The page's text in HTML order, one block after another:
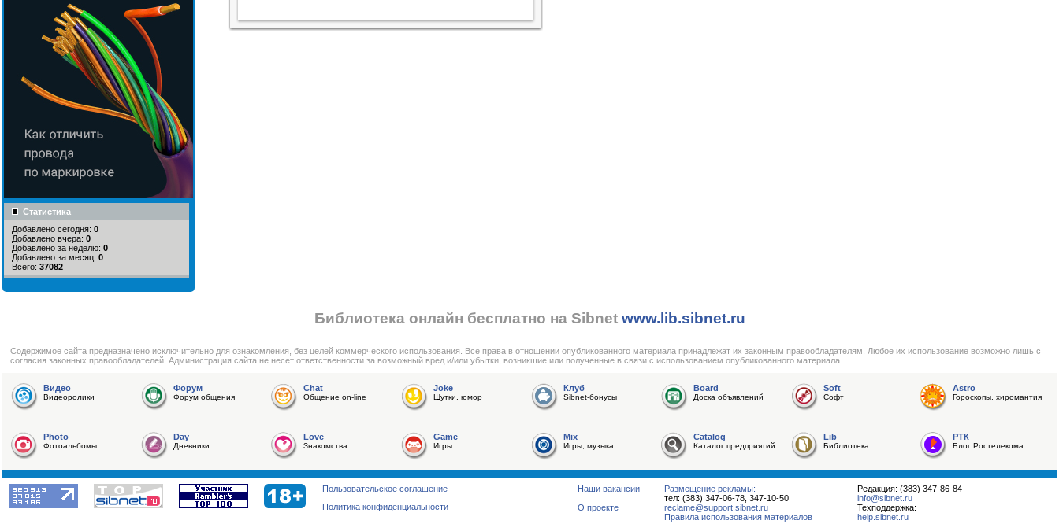
Статистика
Добавлено сегодня: 0
Добавлено вчера: 0
Добавлено за неделю: 0
Добавлено за месяц: 0
Всего: 37082
Библиотека онлайн бесплатно на Sibnet www.lib.sibnet.ru
Cодержимое сайта предназначено исключительно для ознакомления, без целей коммерческого использования. Все права в отношении опубликованного материала принадлежат их законным правообладателям. Любое их использование возможно лишь с
согласия законных правообладателей. Администрация сайта не несет ответственности за возможный вред и/или убытки, возникшие или полученные в связи с использованием опубликованного материала.
Видео
Видеоролики
Форум
Форум общения
Chat
Общение on-line
Joke
Шутки, юмор
Клуб
Sibnet-бонусы
Board
Доска объявлений
Soft
Софт
Astro
Гороскопы, хиромантия
Photo
Фотоальбомы
Day
Дневники
Love
Знакомства
Game
Игры
Mix
Игры, музыка
Catalog
Каталог предприятий
Lib
Библиотека
РТК
Блог Ростелекома
Редакция: (383) 347-86-84
info@sibnet.ru
Техподдержка:
help.sibnet.ru
Размещение рекламы:
тел: (383) 347-06-78, 347-10-50
reclame@support.sibnet.ru
Правила использования материалов
Наши вакансии
О проекте
Пользовательское соглашение
Политика конфиденциальности